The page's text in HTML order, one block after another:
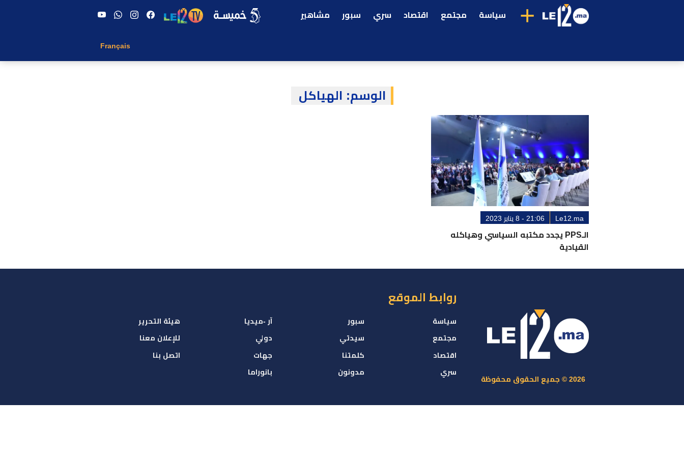
+ سياسة مجتمع اقتصاد سري سبور مشاهير
Français
الوسم: الهياكل
Le12.ma 21:06 - 8 يناير 2023
الـPPS يجدد مكتبه السياسي وهياكله
القيادية
2026 © جميع الحقوق محفوظة
روابط الموقع
سياسة
مجتمع
اقتصاد
سري
سبور
سيدتي
كلمتنا
مدونون
آر -ميديا
دولي
جهات
بانوراما
هيئة التحرير
للإعلان معنا
اتصل بنا